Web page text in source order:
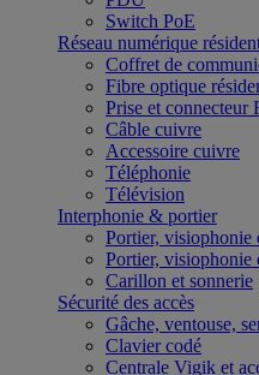
Switch PoE
Réseau numérique
Coffret de
Fibre optique
Prise et connecteur
Câble cuivre
Accessoire cuivre
Téléphonie
Télévision
Interphonie & portier
Portier,
Portier,
Carillon et sonnerie
Sécurité des accès
Gâche, ventouse,
Clavier codé
Centrale Vigik et